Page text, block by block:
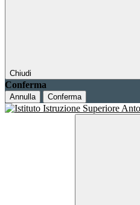
Chiudi
Conferma
Annulla Conferma